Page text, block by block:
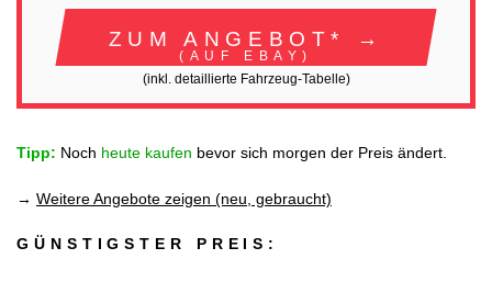
ZUM ANGEBOT* →
(AUF EBAY)
(inkl. detaillierte Fahrzeug-Tabelle)
Tipp: Noch heute kaufen bevor sich morgen der Preis ändert.
→ Weitere Angebote zeigen (neu, gebraucht)
GÜNSTIGSTER PREIS: